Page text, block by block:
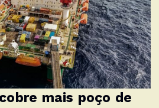
mais poço de